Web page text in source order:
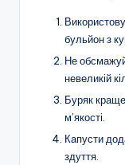
бульйон з
Не
невеликій
Буряк
м’якості.
Капусти
здуття.